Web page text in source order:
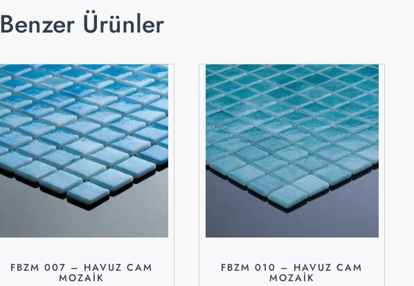
Benzer Ürünler
FBZM 007 – HAVUZ CAM
MOZAIK
FBZM 010 – HAVUZ CAM
MOZAIK